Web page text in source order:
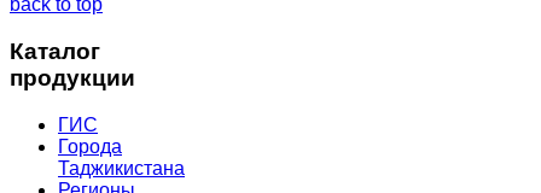
back to top
Каталог
продукции
ГИС
Города
Таджикистана